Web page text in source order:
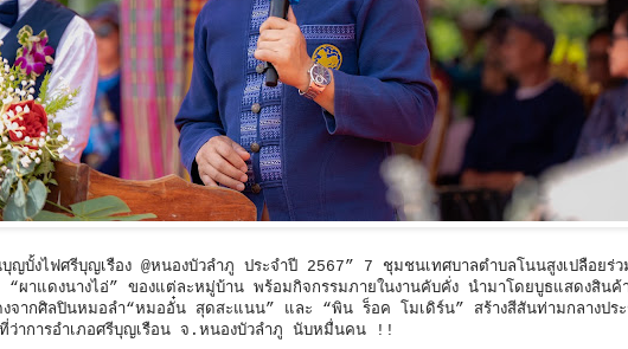
ญบั้งไฟศรีบุญเรือง @หนองบัวลำภู ประจำปี 2567” 7 ชุมชนเทศบาลตำบลโนนสูงเปลือยร่
ผาแดงนางไอ่” ของแต่ละหมู่บ้าน พร้อมกิจกรรมภายในงานคับคั่ง นำมาโดยบูธแสดงสินค้
ากศิลปินหมอลำ“หมออั๋น สุดสะแนน” และ “พิน ร็อค โมเดิร์น” สร้างสีสันท่ามกลางปร
ว่าการอำเภอศรีบุญเรือน จ.หนองบัวลำภู นับหมื่นคน !!